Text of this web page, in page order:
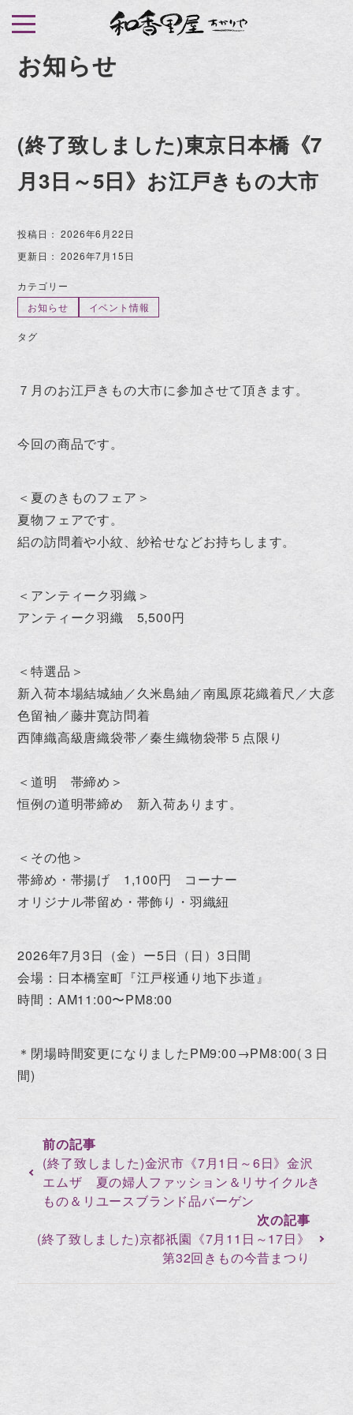
お知らせ
(終了致しました)東京日本橋《7
月3日～5日》お江戸きもの大市
投稿日： 2026年6月22日
更新日： 2026年7月15日
カテゴリー
お知らせ
イベント情報
タグ
７月のお江戸きもの大市に参加させて頂きます。
今回の商品です。
＜夏のきものフェア＞
夏物フェアです。
絽の訪問着や小紋、紗袷せなどお持ちします。
＜アンティーク羽織＞
アンティーク羽織 5,500円
＜特選品＞
新入荷本場結城紬／久米島紬／南風原花織着尺／大彦
色留袖／藤井寛訪問着
西陣織高級唐織袋帯／秦生織物袋帯５点限り
＜道明 帯締め＞
恒例の道明帯締め 新入荷あります。
＜その他＞
帯締め・帯揚げ 1,100円 コーナー
オリジナル帯留め・帯飾り・羽織紐
2026年7月3日（金）ー5日（日）3日間
会場：日本橋室町『江戸桜通り地下歩道』
時間：AM11:00〜PM8:00
＊閉場時間変更になりましたPM9:00→PM8:00(３日
間)
(終了致しました)金沢市《7月1日～6日》金沢
エムザ 夏の婦人ファッション＆リサイクルき
もの＆リユースブランド品バーゲン
(終了致しました)京都祇園《7月11日～17日》
第32回きもの今昔まつり